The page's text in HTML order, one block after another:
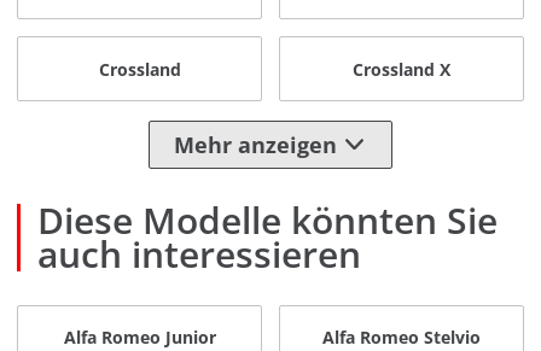
Crossland Crossland X
Mehr anzeigen
Diese Modelle könnten Sie
auch interessieren
Alfa Romeo Junior Alfa Romeo Stelvio